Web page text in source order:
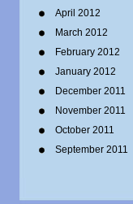
April 2012
March 2012
February 2012
January 2012
December 2011
November 2011
October 2011
September 2011